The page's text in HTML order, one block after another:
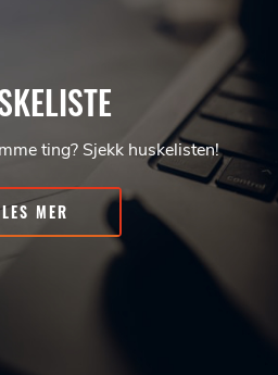
ting? Sjekk huskelisten!
LES MER